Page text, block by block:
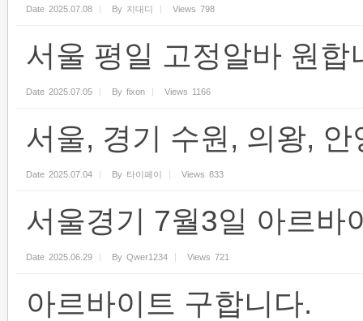
Date 2025.07.08 By 지대디 Views 798
서울 평일 고정알바 원합
Date 2025.07.05 By fixon Views 1166
서울, 경기 수원, 의왕,
Date 2025.07.04 By 타이페이 Views 833
서울경기 7월3일 아르바
Date 2025.06.29 By Qwer1234 Views 721
아르바이트 구합니다.